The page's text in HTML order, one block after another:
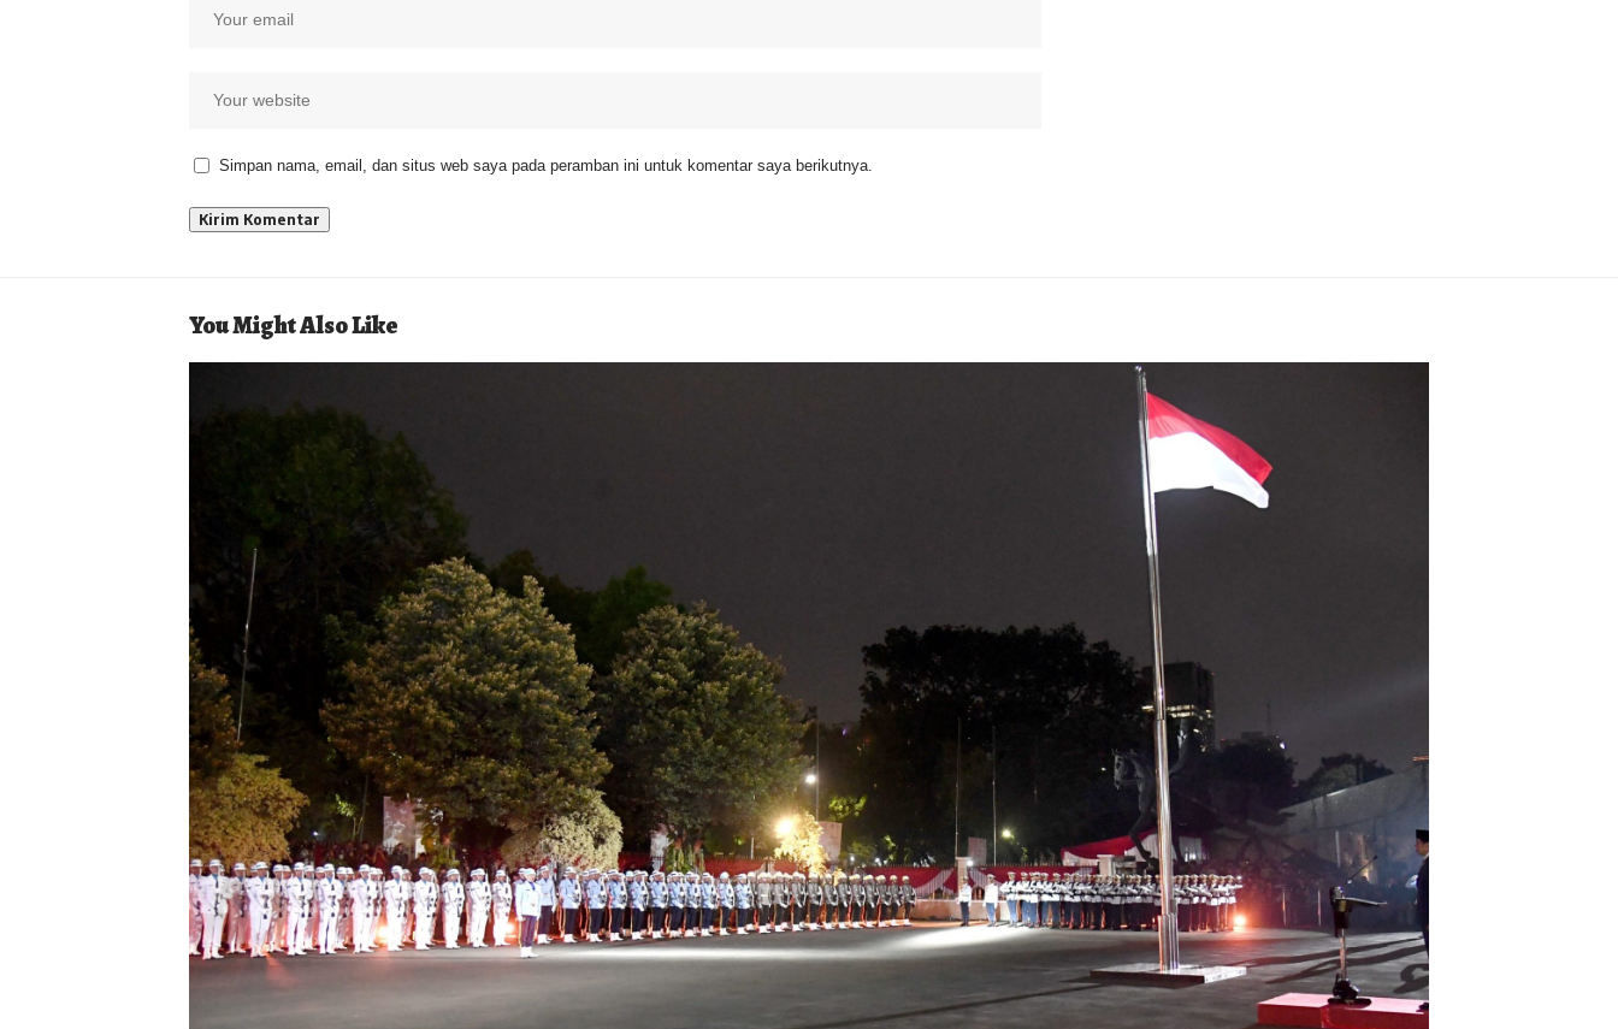
Simpan nama, email, dan situs web saya pada peramban ini untuk komentar saya berikutnya.
You Might Also Like